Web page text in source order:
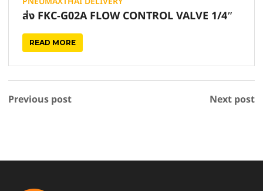
ส่ง FKC-G02A FLOW CONTROL VALVE 1/4″
READ MORE
Previous post Next post